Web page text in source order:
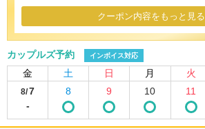
クーポン内容をもっと見る
カップルズ予約 インボイス対応
金 土 日 月 火
8/7
-
8 9 10 11